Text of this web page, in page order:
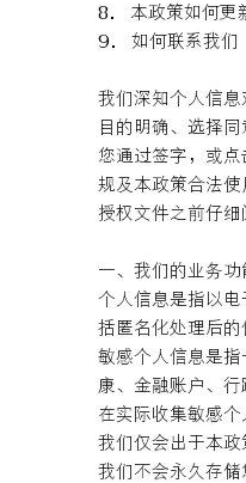
8．本政策如何更
9．如何联系我们
我们深知个人信
目的明确、选择
您通过签字，或
规及本政策合法
授权文件之前仔细
一、我们的业务
个人信息是指以
括匿名化处理后的
敏感个人信息是
康、金融账户、
在实际收集敏感
我们仅会出于本政
我们不会永久存